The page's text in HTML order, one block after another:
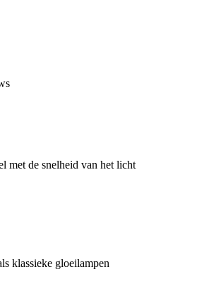
met de snelheid van het licht
klassieke gloeilampen